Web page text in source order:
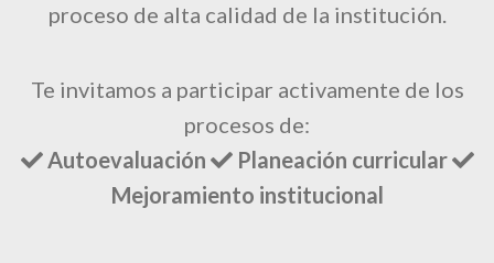
proceso de alta calidad de la institución.
Te invitamos a participar activamente de los
procesos de:
Autoevaluación
Planeación curricular
Mejoramiento institucional